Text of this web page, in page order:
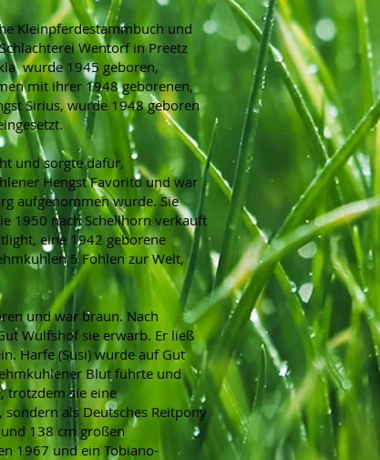
Kleinpferdestammbuch und
Wentorf in Preetz
wurde 1945 geboren,
mit ihrer 1948 geborenen,
Sirius, wurde 1948 geboren
und sorgte dafür,
Hengst Favorito und war
aufgenommen wurde. Sie
1950 nach Schellhorn verkauft
eine 1942 geborene
5 Fohlen zur Welt,
und war braun. Nach
Wulfshof sie erwarb. Er ließ
Harfe (Susi) wurde auf Gut
Blut führte und
trotzdem sie eine
als Deutsches Reitpony
138 cm großen
1967 und ein Tobiano-